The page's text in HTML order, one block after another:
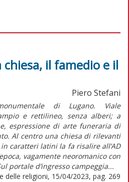
chiesa, il famedio e il
Piero Stefani
di Lugano. Viale
e rettilineo, senza alberi; a
espressione di arte funeraria di
Al centro una chiesa di rilevanti
caratteri latini la fa risalire all’AD
vagamente neoromanico con
portale d’ingresso campeggia...
delle religioni, 15/04/2023, pag. 269